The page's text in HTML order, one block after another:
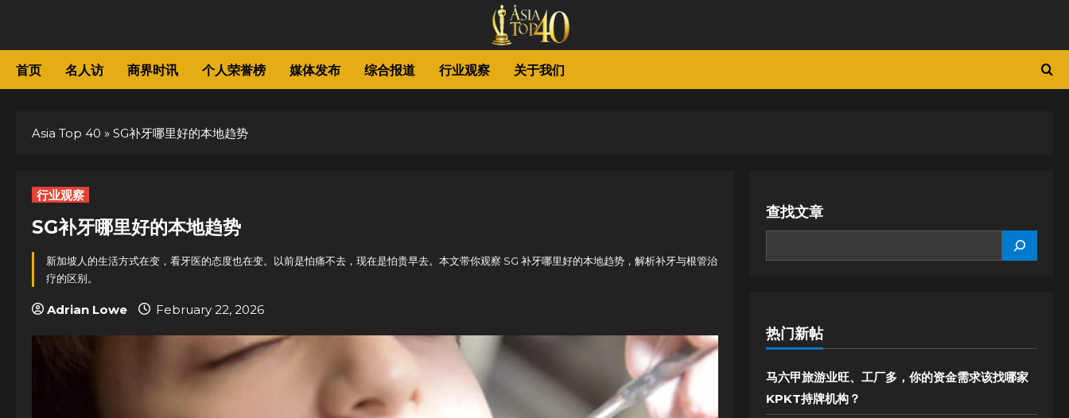
content
首页 名人访 商界时讯 个人荣誉榜 媒体发布 综合报道 行业观察 关于我们
Asia Top 40 » SG补牙哪里好的本地趋势
行业观察
SG补牙哪里好的本地趋势
新加坡人的生活方式在变，看牙医的态度也在变。以前是怕痛不去，现在是怕贵早去。本文带你观察 SG 补牙哪里好的本地趋势，解析补牙与根管治
疗的区别。
Adrian Lowe February 22, 2026
查找文章
热门新帖
马六甲旅游业旺、工厂多，你的资金需求该找哪家
KPKT持牌机构？